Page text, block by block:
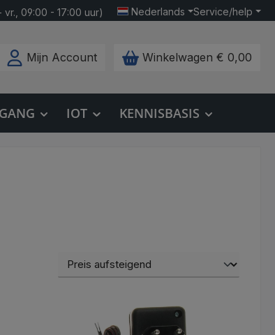
vr., 09:00 - 17:00 uur) Nederlands Service/help
Mijn Account Winkelwagen € 0,00
IOT KENNISBASIS